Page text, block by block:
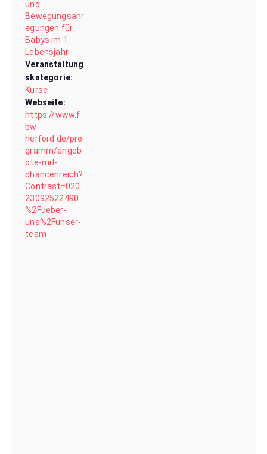
und
Bewegungsanr
egungen für
Babys im 1.
Lebensjahr
Veranstaltung
skategorie:
Kurse
Webseite:
https://www.f
bw-
herford.de/pro
gramm/angeb
ote-mit-
chancenreich?
Contrast=020
23092522490
%2Fueber-
uns%2Funser-
team